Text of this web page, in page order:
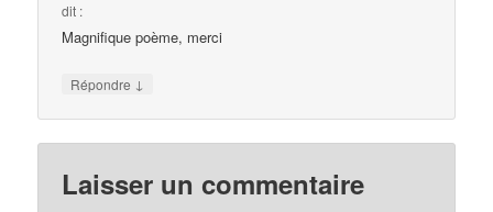
dit :
Magnifique poème, merci
Répondre ↓
Laisser un commentaire